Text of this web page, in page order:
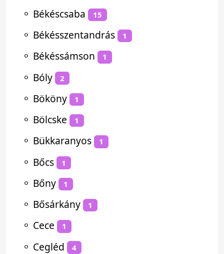
⚬ Békéscsaba 15
⚬ Békésszentandrás 1
⚬ Békéssámson 1
⚬ Bóly 2
⚬ Bököny 1
⚬ Bölcske 1
⚬ Bükkaranyos 1
⚬ Bőcs 1
⚬ Bőny 1
⚬ Bősárkány 1
⚬ Cece 1
⚬ Cegléd 4